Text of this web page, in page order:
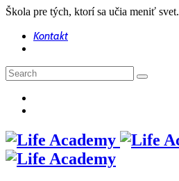
Škola pre tých, ktorí sa učia meniť svet.
Kontakt